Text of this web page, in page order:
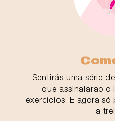
Sentirás uma série
que assinalarão
exercícios. E agora
a